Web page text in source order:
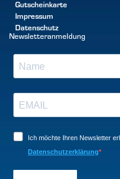
Gutscheinkarte
Impressum
Datenschutz
Newsletteranmeldung
Ich möchte Ihren Newsletter
Datenschutzerklärung